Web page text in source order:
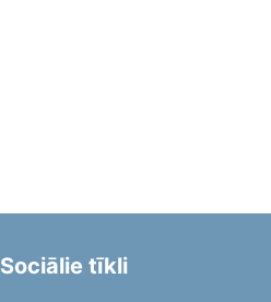
Sociālie tīkli